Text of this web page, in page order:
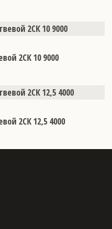
2СК 10 9000
2СК 12,5 4000